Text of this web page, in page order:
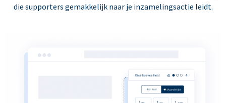
die supporters gemakkelijk naar je inzamelingsactie leidt.